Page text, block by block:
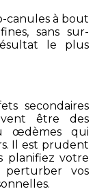
canules à bout
sans sur-
le plus
secondaires
être des
œdèmes qui
Il est prudent
planifiez votre
vos